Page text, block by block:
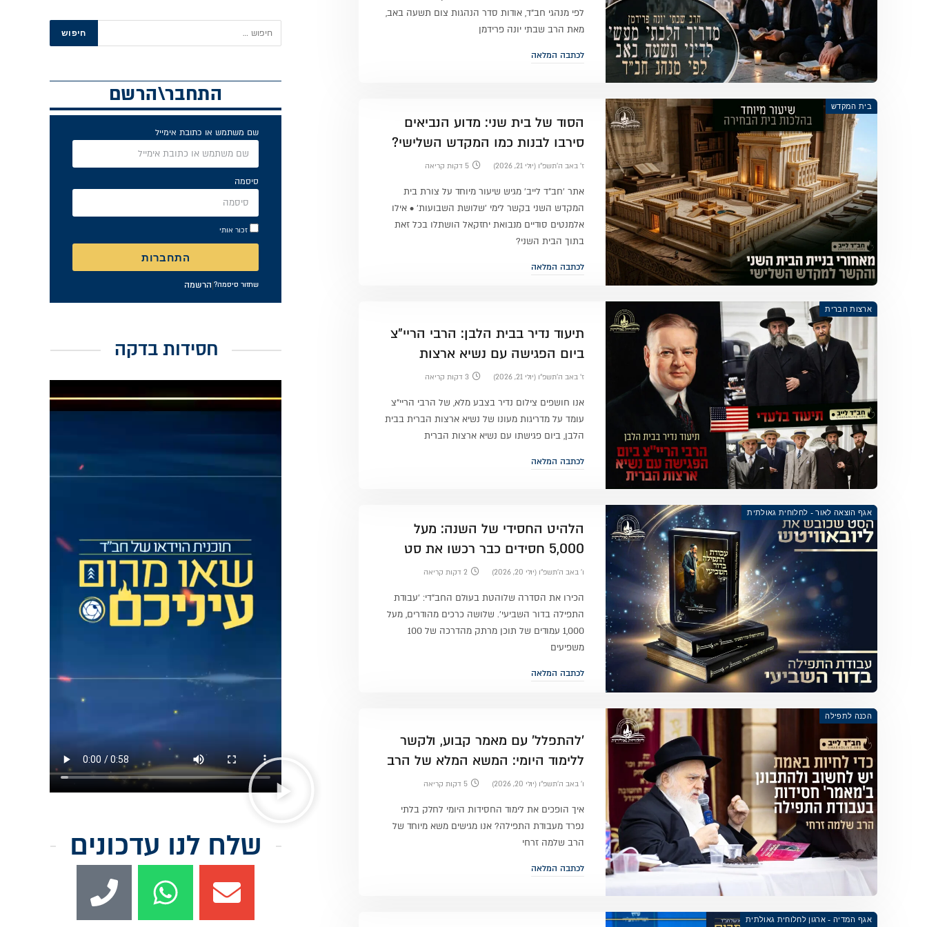
לפי מנהגי חב"ד, אודות סדר הנהגות צום תשעה באב,
מאת הרב שבתי יונה פרידמן
לכתבה המלאה
בית המקדש
הסוד של בית שני: מדוע הנביאים
סירבו לבנות כמו המקדש השלישי?
ז׳ באב ה׳תשפ״ו (יולי 21, 2026) 5 דקות קריאה
אתר 'חב"ד לייב' מגיש שיעור מיוחד על צורת בית
המקדש השני בקשר לימי 'שלושת השבועות' • אילו
אלמנטים סודיים מנבואת יחזקאל הושתלו בכל זאת
בתוך הבית השני?
לכתבה המלאה
ארצות הברית
תיעוד נדיר בבית הלבן: הרבי הריי"צ
ביום הפגישה עם נשיא ארצות
הברית
ז׳ באב ה׳תשפ״ו (יולי 21, 2026) 3 דקות קריאה
אנו חושפים צילום נדיר בצבע מלא, של הרבי הריי"צ
עומד על מדריגות מעונו של נשיא ארצות הברית בבית
הלבן, ביום פגישתו עם נשיא ארצות הברית
לכתבה המלאה
אגף הוצאה לאור - לחלוחית גאולתית
הלהיט החסידי של השנה: מעל
5,000 חסידים כבר רכשו את סט
הספרים שכבש את ליובאוויטש
ו׳ באב ה׳תשפ״ו (יולי 20, 2026) 2 דקות קריאה
הכירו את הסדרה שלוהטת בעולם החב"די: 'עבודת
התפילה בדור השביעי'. שלושה כרכים מהודרים, מעל
1,000 עמודים של תוכן מרתק מהדרכה של 100
משפיעים
לכתבה המלאה
הכנה לתפילה
'להתפלל' עם מאמר קבוע, ולקשר
ללימוד היומי: המשא המלא של הרב
שלמה זרחי
ו׳ באב ה׳תשפ״ו (יולי 20, 2026) 5 דקות קריאה
איך הופכים את לימוד החסידות היומי לחלק בלתי
נפרד מעבודת התפילה? אנו מגישים משא מיוחד של
הרב שלמה זרחי
לכתבה המלאה
אגף המדיה - ארגון לחלוחית גאולתית
התחבר\הרשם
שם משתמש או כתובת אימייל
סיסמה
זכור אותי
התחברות
שחזור סיסמה?|הרשמה
חסידות בדקה
שלח לנו עדכונים